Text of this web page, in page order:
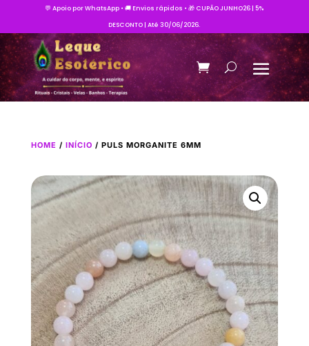
💬 Apoio por WhatsApp • 🚚 Envios rápidos • 🎁 CUPÃO JUNHO26 | 5%
DESCONTO | Até 30/06/2026.
HOME / INÍCIO / PULS MORGANITE 6MM